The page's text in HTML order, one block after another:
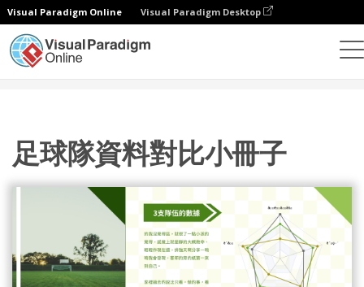
Visual Paradigm Online Visual Paradigm Desktop
足球隊資料對比小冊子